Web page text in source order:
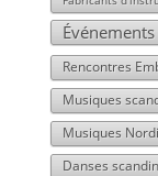
Événements
Rencontres
Musiques
Musiques
Danses